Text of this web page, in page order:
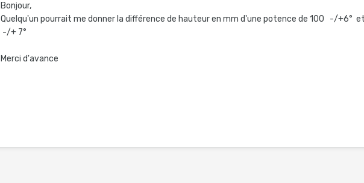
Bonjour,
Quelqu'un pourrait me donner la différence de hauteur en mm d'une potence de 100 -/+6°
-/+ 7°
Merci d'avance